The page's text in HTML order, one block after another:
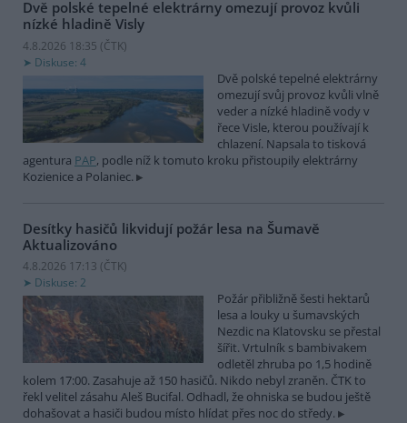
Dvě polské tepelné elektrárny omezují provoz kvůli
nízké hladině Visly
4.8.2026 18:35 (ČTK)
Diskuse: 4
Dvě polské tepelné elektrárny
omezují svůj provoz kvůli vlně
veder a nízké hladině vody v
řece Visle, kterou používají k
chlazení. Napsala to tisková
agentura PAP, podle níž k tomuto kroku přistoupily elektrárny
Kozienice a Polaniec.
Desítky hasičů likvidují požár lesa na Šumavě
Aktualizováno
4.8.2026 17:13 (ČTK)
Diskuse: 2
Požár přibližně šesti hektarů
lesa a louky u šumavských
Nezdic na Klatovsku se přestal
šířit. Vrtulník s bambivakem
odletěl zhruba po 1,5 hodině
kolem 17:00. Zasahuje až 150 hasičů. Nikdo nebyl zraněn. ČTK to
řekl velitel zásahu Aleš Bucifal. Odhadl, že ohniska se budou ještě
dohašovat a hasiči budou místo hlídat přes noc do středy.